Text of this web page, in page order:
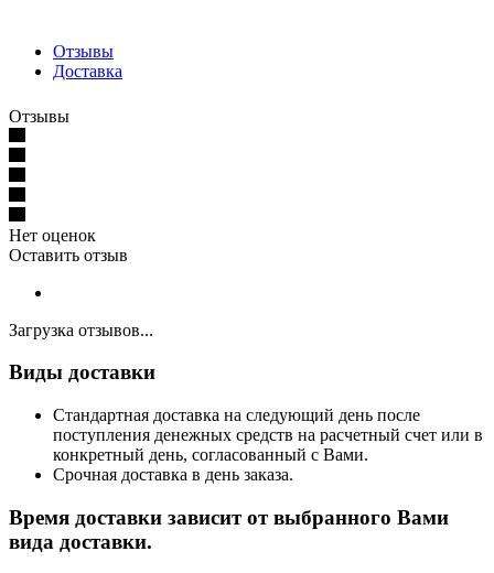
Отзывы
Доставка
Отзывы
Нет оценок
Оставить отзыв
Загрузка отзывов...
Виды доставки
Стандартная доставка на следующий день после
поступления денежных средств на расчетный счет или в
конкретный день, согласованный с Вами.
Срочная доставка в день заказа.
Время доставки зависит от выбранного Вами
вида доставки.